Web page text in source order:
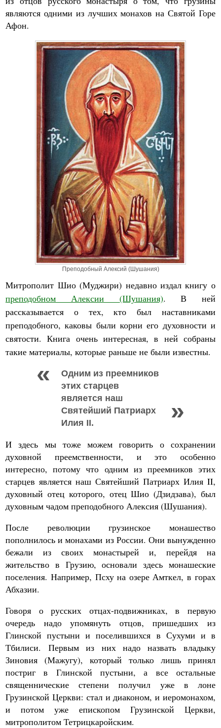
являются одними из лучших монахов на Святой Горе
Афон.
Преподобный Алексий (Шушания)
Митрополит Шио (Муджири) недавно издал книгу о
преподобном Алексии (Шушания). В ней
рассказывается о тех, кто был наставниками
преподобного, каковы были корни его духовности и
святости. Книга очень интересная, в ней собраны
такие материалы, которые раньше не были известны.
Одним из преемников
этих старцев
является наш
Святейший Патриарх
Илия II.
И здесь мы тоже можем говорить о сохранении
духовной преемственности, и это особенно
интересно, потому что одним из преемников этих
старцев является наш Святейший Патриарх Илия II,
духовный отец которого, отец Шио (Дзидзава), был
духовным чадом преподобного Алексия (Шушания).
После революции грузинское монашество
пополнилось и монахами из России. Они вынужденно
бежали из своих монастырей и, перейдя на
жительство в Грузию, основали здесь монашеские
поселения. Например, Псху на озере Амткел, в горах
Абхазии.
Говоря о русских отцах-подвижниках, в первую
очередь надо упомянуть отцов, пришедших из
Глинской пустыни и поселившихся в Сухуми и в
Тбилиси. Первым из них надо назвать владыку
Зиновия (Мажугу), который только лишь принял
постриг в Глинской пустыни, а все остальные
священнические степени получил уже в лоне
Грузинской Церкви: стал и диаконом, и иеромонахом,
и потом уже епископом Грузинской Церкви,
митрополитом Тетрицкаройским.